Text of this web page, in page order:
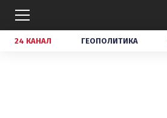
24 КАНАЛ ГЕОПОЛИТИКА